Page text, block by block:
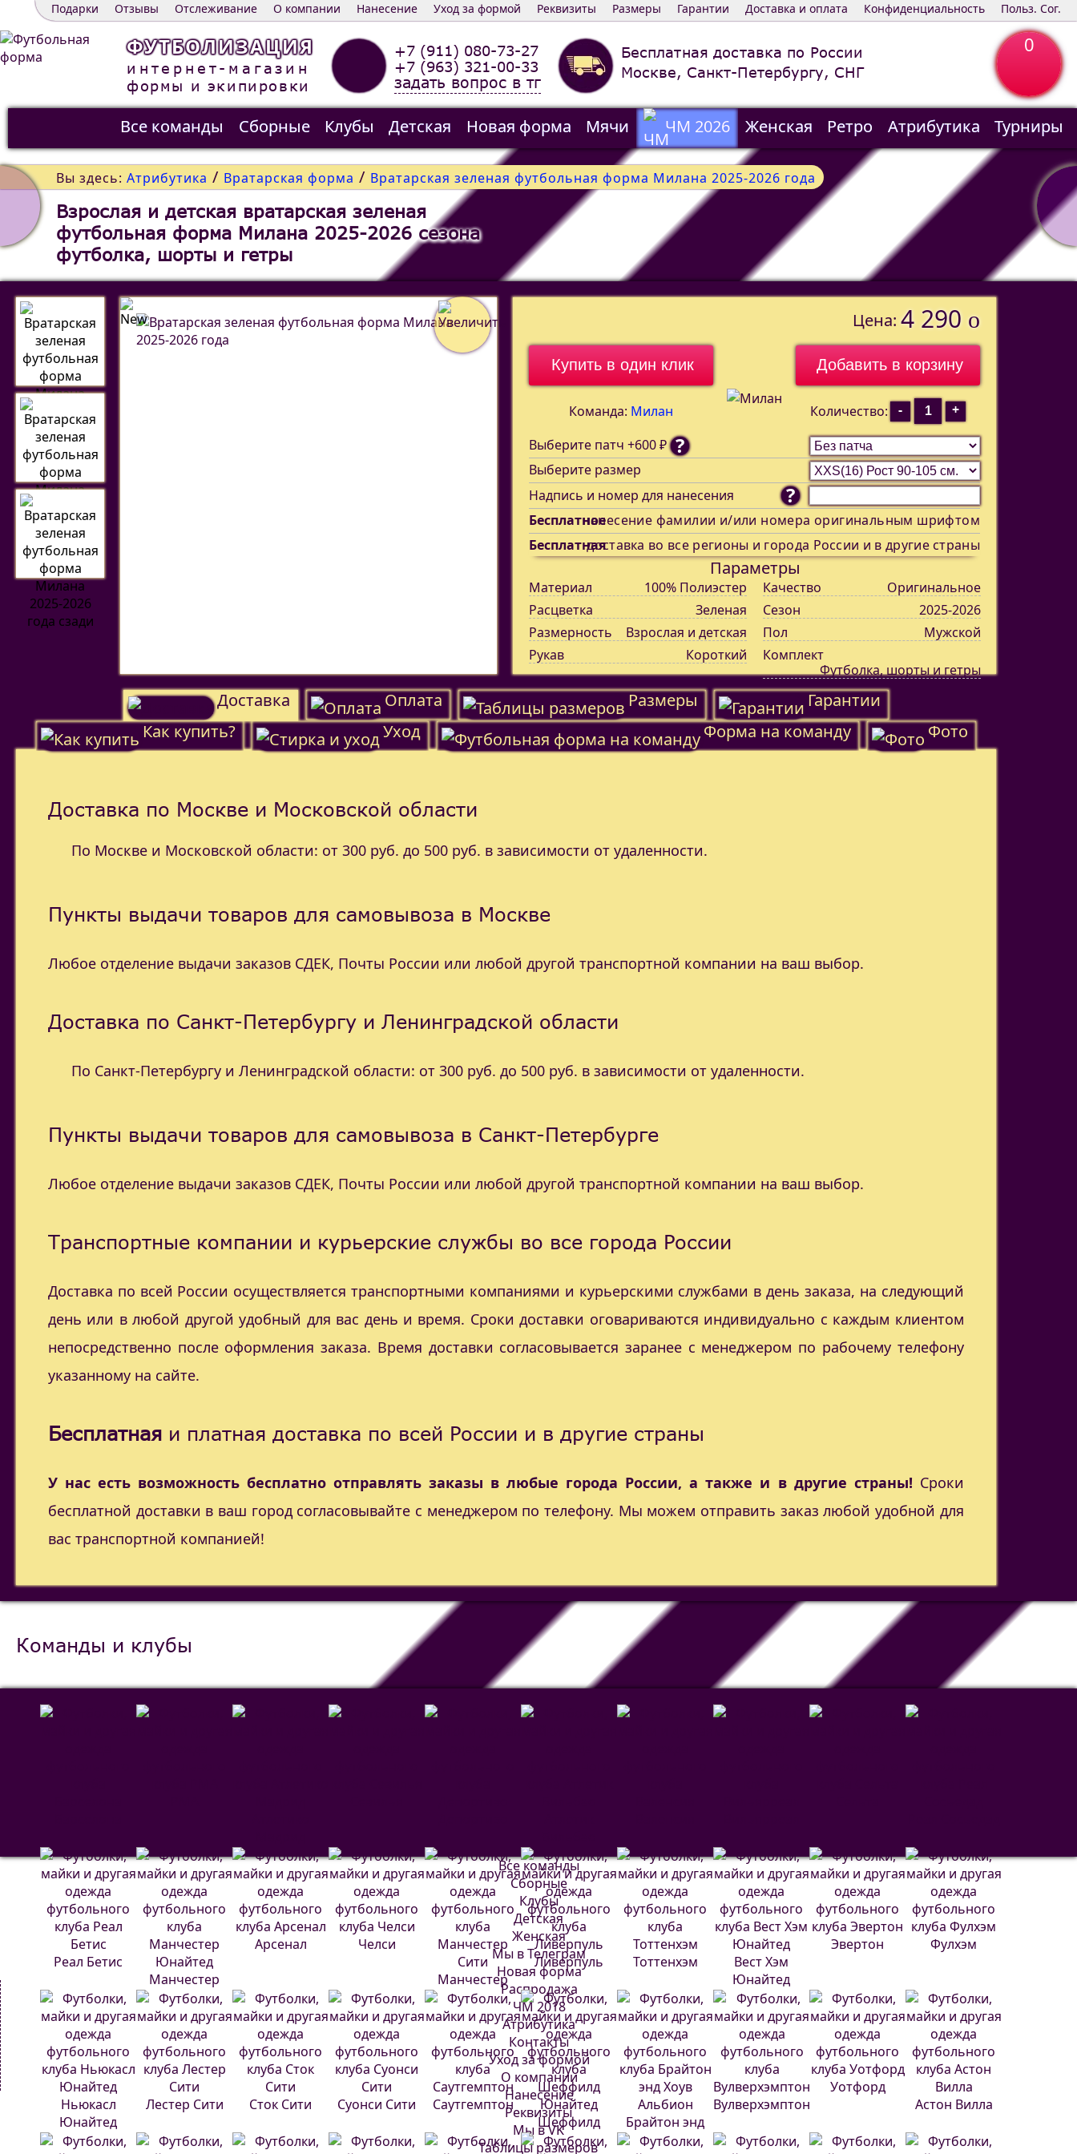
Польз. Сог.
Конфиденциальность
Доставка и оплата
Гарантии
Размеры
Реквизиты
Уход за формой
Нанесение
О компании
Отслеживание
Отзывы
Подарки
ФУТБОЛИЗАЦИЯ
интернет-магазин
формы и экипировки
+7 (911) 080-73-27
+7 (963) 321-00-33
задать вопрос в тг
Бесплатная доставка по России
Москве, Санкт-Петербургу, СНГ
Все команды Сборные Клубы Детская Новая форма Мячи ЧМ 2026 Женская Ретро Атрибутика
Турниры
Распродажа
Контакты
Вы здесь: Атрибутика / Вратарская форма / Вратарская зеленая футбольная форма Милана 2025-2026 года
Взрослая и детская вратарская зеленая
футбольная форма Милана 2025-2026 сезона
футболка, шорты и гетры
Цена: 4 290 o
Купить в один клик
Команда: Милан Количество: - +
?
Выберите патч +600 ₽
Выберите размер
Надпись и номер для нанесения
?
Бесплатноенанесение фамилии и/или номера оригинальным шрифтом
Бесплатнаядоставка во все регионы и города России и в другие страны
Параметры
Материал 100% Полиэстер Качество
Оригинальное
Расцветка
Зеленая Сезон
2025-2026
Размерность
Взрослая и детская Пол
Мужской
Рукав
Короткий
Комплект
Футболка, шорты и гетры
Доставка Оплата Размеры
Гарантии
Как купить?
Уход Форма на команду Фото
Доставка по Москве и Московской области
По Москве и Московской области: от 300 руб. до 500 руб. в зависимости от удаленности.
Пункты выдачи товаров для самовывоза в Москве
Любое отделение выдачи заказов СДЕК, Почты России или любой другой транспортной компании на ваш выбор.
Доставка по Санкт-Петербургу и Ленинградской области
По Санкт-Петербургу и Ленинградской области: от 300 руб. до 500 руб. в зависимости от удаленности.
Пункты выдачи товаров для самовывоза в Санкт-Петербурге
Любое отделение выдачи заказов СДЕК, Почты России или любой другой транспортной компании на ваш выбор.
Транспортные компании и курьерские службы во все города России
Доставка по всей России осуществляется транспортными компаниями и курьерскими службами в день заказа, на следующий
день или в любой другой удобный для вас день и время. Сроки доставки оговариваются индивидуально с каждым клиентом
непосредственно после оформления заказа. Время доставки согласовывается заранее с менеджером по рабочему телефону
указанному на сайте.
Бесплатная и платная доставка по всей России и в другие страны
У нас есть возможность бесплатно отправлять заказы в любые города России, а также и в другие страны! Сроки
бесплатной доставки в ваш город согласовывайте с менеджером по телефону. Мы можем отправить заказ любой удобной для
вас транспортной компанией!
0
Команды и клубы
Реал Бетис
Манчестер
Юнайтед
Арсенал
Челси
Манчестер
Сити
Ливерпуль Тоттенхэм
Вест Хэм
Юнайтед
Эвертон Фулхэм
Ньюкасл
Юнайтед
Лестер Сити Сток Сити Суонси Сити
Саутгемптон
Шеффилд
Юнайтед
Брайтон энд
Хоув Альбион
Вулверхэмптон
Уотфорд
Астон Вилла
Все команды
Сборные
Клубы
Детская
Женская
Мы в Телеграм
Новая форма
Распродажа
ЧМ 2018
Атрибутика
Контакты
Уход за формой
О компании
Нанесение
Реквизиты
Мы в VK
Таблицы размеров